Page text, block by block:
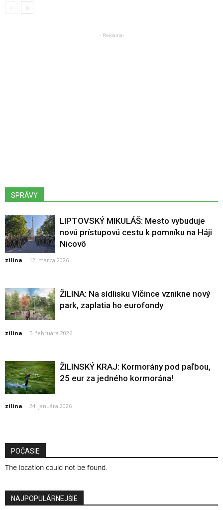
- Reklama-
SPRÁVY
LIPTOVSKÝ MIKULÁŠ: Mesto vybuduje
novú prístupovú cestu k pomníku na Háji
Nicovô
zilina - 12. marca 2026
ŽILINA: Na sídlisku Vlčince vznikne nový
park, zaplatia ho eurofondy
zilina - 5. februára 2026
ŽILINSKÝ KRAJ: Kormorány pod paľbou,
25 eur za jedného kormorána!
zilina - 24. januára 2026
POČASIE
The location could not be found.
NAJPOPULÁRNEJŠIE